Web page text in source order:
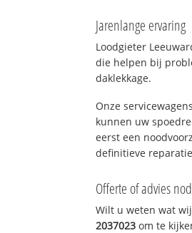
Jarenlange ervaring
Loodgieter
die helpen bij
daklekkage.
Onze
kunnen uw
eerst een
definitieve
Offerte of advies
Wilt u weten wat
2037023 om te